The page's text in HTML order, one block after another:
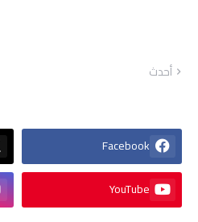
أحدث
Facebook
YouTube